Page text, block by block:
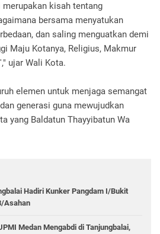
merupakan kisah tentang
bersama menyatukan
dan saling menguatkan demi
Maju Kotanya, Religius, Makmur
ujar Wali Kota.
elemen untuk menjaga semangat
generasi guna mewujudkan
yang Baldatun Thayyibatun Wa
Hadiri Kunker Pangdam I/Bukit
Asahan
Medan Mengabdi di Tanjungbalai,